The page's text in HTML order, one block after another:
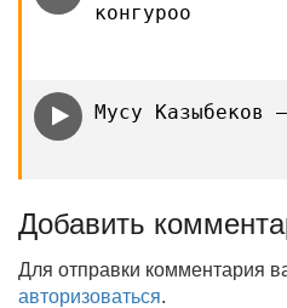
конгуроо
Мусу Казыбеков
Добавить
Для отправки комментария
авторизоваться.